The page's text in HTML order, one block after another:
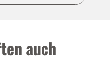
auch